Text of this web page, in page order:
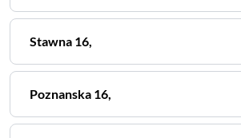
Stawna 16,
Poznanska 16,